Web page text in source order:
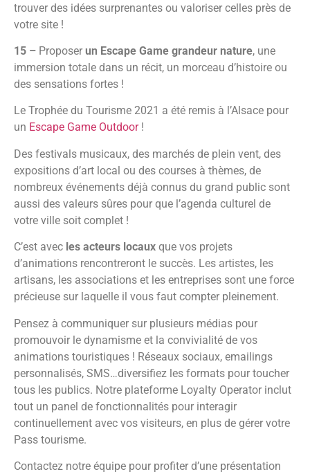
trouver des idées surprenantes ou valoriser celles près de
votre site !
15 – Proposer un Escape Game grandeur nature, une
immersion totale dans un récit, un morceau d’histoire ou
des sensations fortes !
Le Trophée du Tourisme 2021 a été remis à l’Alsace pour
un Escape Game Outdoor!
Des festivals musicaux, des marchés de plein vent, des
expositions d’art local ou des courses à thèmes, de
nombreux événements déjà connus du grand public sont
aussi des valeurs sûres pour que l’agenda culturel de
votre ville soit complet !
C’est avec les acteurs locaux que vos projets
d’animations rencontreront le succès. Les artistes, les
artisans, les associations et les entreprises sont une force
précieuse sur laquelle il vous faut compter pleinement.
Pensez à communiquer sur plusieurs médias pour
promouvoir le dynamisme et la convivialité de vos
animations touristiques ! Réseaux sociaux, emailings
personnalisés, SMS…diversifiez les formats pour toucher
tous les publics. Notre plateforme Loyalty Operator inclut
tout un panel de fonctionnalités pour interagir
continuellement avec vos visiteurs, en plus de gérer votre
Pass tourisme.
Contactez notre équipe pour profiter d’une présentation